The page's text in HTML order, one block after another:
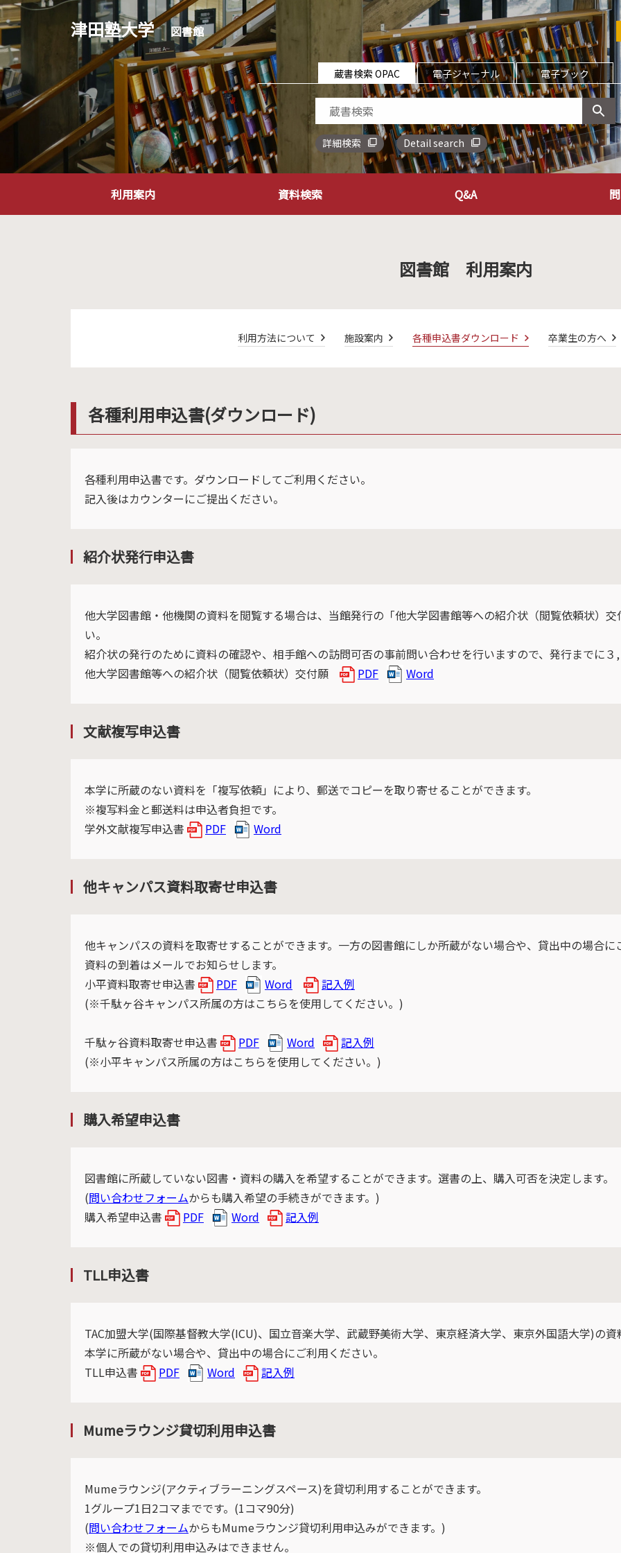
津田塾大学図書館
蔵書検索 OPAC 電子ジャーナル 電子ブック
詳細検索 Detail search
利用案内 資料検索 Q&A
図書館 利用案内
利用方法について 施設案内 各種申込書ダウンロード 卒業生の方へ
各種利用申込書(ダウンロード)
各種利用申込書です。ダウンロードしてご利用ください。
記入後はカウンターにご提出ください。
紹介状発行申込書
他大学図書館・他機関の資料を閲覧する場合は、当館発行の「他大学図書館等への紹介状（閲覧依頼状）
い。
紹介状の発行のために資料の確認や、相手館への訪問可否の事前問い合わせを行いますので、発行までに３,
他大学図書館等への紹介状（閲覧依頼状）交付願
PDF Word
文献複写申込書
本学に所蔵のない資料を「複写依頼」により、郵送でコピーを取り寄せることができます。
※複写料金と郵送料は申込者負担です。
学外文献複写申込書
PDF Word
他キャンパス資料取寄せ申込書
他キャンパスの資料を取寄せすることができます。一方の図書館にしか所蔵がない場合や、貸出中の場合に
資料の到着はメールでお知らせします。
小平資料取寄せ申込書
PDF Word
記入例
(※千駄ヶ谷キャンパス所属の方はこちらを使用してください。)
千駄ヶ谷資料取寄せ申込書 PDF Word
記入例
(※小平キャンパス所属の方はこちらを使用してください。)
購入希望申込書
図書館に所蔵していない図書・資料の購入を希望することができます。選書の上、購入可否を決定します。
(問い合わせフォームからも購入希望の手続きができます。)
購入希望申込書
PDF Word 記入例
TLL申込書
TAC加盟大学(国際基督教大学(ICU)、国立音楽大学、武蔵野美術大学、東京経済大学、東京外国語大学)の資
本学に所蔵がない場合や、貸出中の場合にご利用ください。
TLL申込書
PDF Word 記入例
Mumeラウンジ貸切利用申込書
Mumeラウンジ(アクティブラーニングスペース)を貸切利用することができます。
1グループ1日2コマまでです。(1コマ90分)
(問い合わせフォームからもMumeラウンジ貸切利用申込みができます。)
※個人での貸切利用申込みはできません。